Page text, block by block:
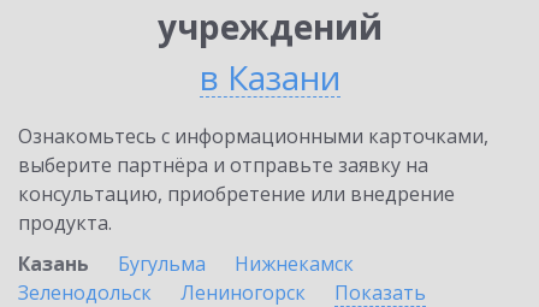
учреждений
в Казани
Ознакомьтесь с информационными карточками,
выберите партнёра и отправьте заявку на
консультацию, приобретение или внедрение
продукта.
Казань
Бугульма
Нижнекамск
Зеленодольск
Лениногорск
Показать